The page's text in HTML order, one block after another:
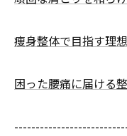
痩身整体で目指す理
困った腰痛に届ける